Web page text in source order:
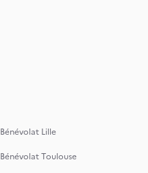
Bénévolat Lille
Bénévolat Toulouse